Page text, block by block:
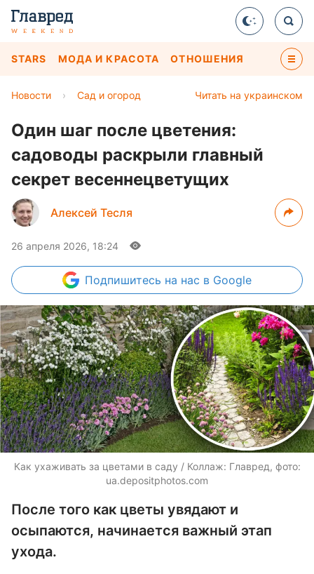
STARS МОДА И КРАСОТА ОТНОШЕНИЯ
Читать на украинском
Новости › Сад и огород
Один шаг после цветения:
садоводы раскрыли главный
секрет весеннецветущих
Алексей Тесля
26 апреля 2026, 18:24
Подпишитесь на нас в Google
Как ухаживать за цветами в саду / Коллаж: Главред, фото:
ua.depositphotos.com
После того как цветы увядают и
осыпаются, начинается важный этап
ухода.